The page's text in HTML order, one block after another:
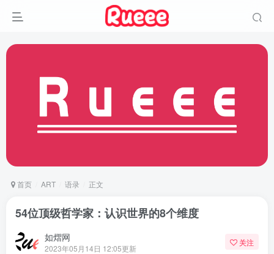
首页 ART 语录 正文
54位顶级哲学家：认识世界的8个维度
如熠网
2023年05月14日 12:05更新
关注